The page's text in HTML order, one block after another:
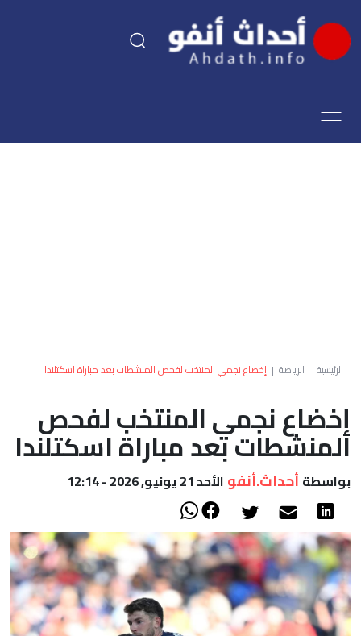
اقتصاد
العالم
أعمدة
الصحراء
الرئيسية| الرياضة | إخضاع نجمي المنتخب لفحص المنشطات بعد مباراة اسكتلندا
إخضاع نجمي المنتخب لفحص
المنشطات بعد مباراة اسكتلندا
بواسطة أحداث.أنفو الأحد 21 يونيو, 2026 - 12:14